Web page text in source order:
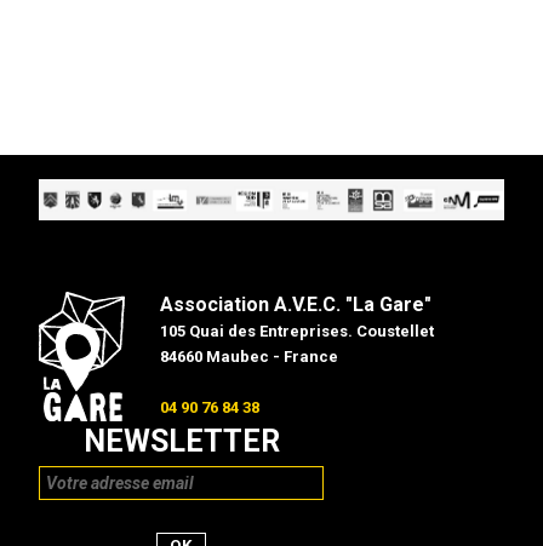
Association A.V.E.C. "La Gare"
105 Quai des Entreprises. Coustellet
84660 Maubec - France
04 90 76 84 38
NEWSLETTER